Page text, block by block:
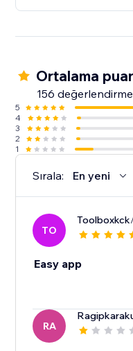
Ortalama
156 değerlendirme
5
4
3
2
1
Sırala: En yeni
TO
Toolboxkck
Easy app
RA